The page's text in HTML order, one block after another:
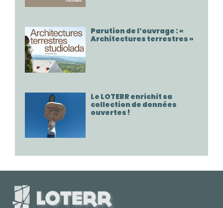
Parution de l’ouvrage : «
Architectures terrestres »
Le LOTERR enrichit sa
collection de données
ouvertes !